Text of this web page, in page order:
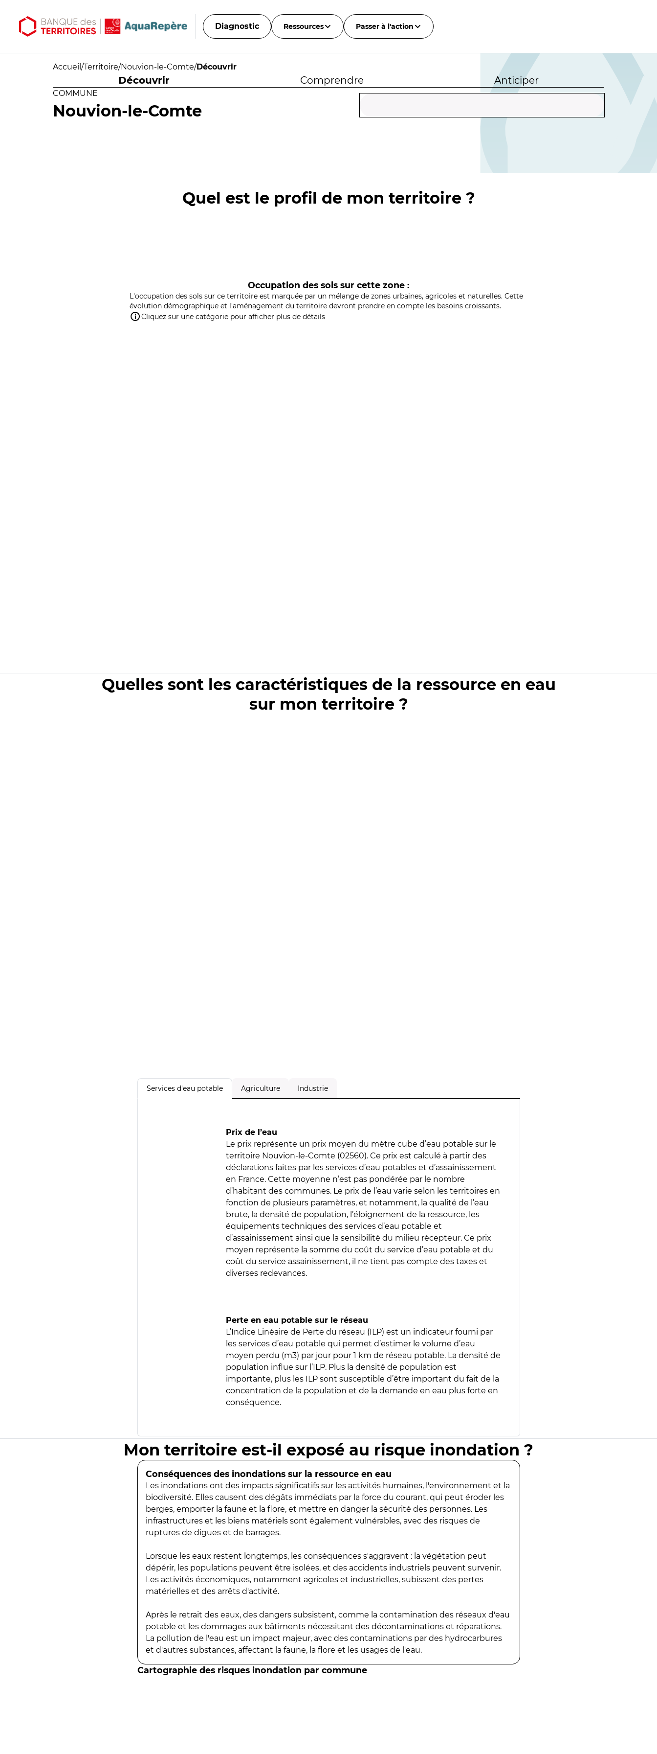
Diagnostic Ressources Passer à l'action
Accueil /Territoire/Nouvion-le-Comte/Découvrir
Découvrir Comprendre Anticiper
COMMUNE
Nouvion-le-Comte
Quel est le profil de mon territoire ?
Occupation des sols sur cette zone :
L'occupation des sols sur ce territoire est marquée par un mélange de zones urbaines, agricoles et naturelles. Cette
évolution démographique et l'aménagement du territoire devront prendre en compte les besoins croissants.
Cliquez sur une catégorie pour afficher plus de détails
Quelles sont les caractéristiques de la ressource en eau
sur mon territoire ?
Services d'eau potable Agriculture Industrie
Prix de l’eau
Le prix représente un prix moyen du mètre cube d’eau potable sur le
territoire Nouvion-le-Comte (02560). Ce prix est calculé à partir des
déclarations faites par les services d’eau potables et d’assainissement
en France. Cette moyenne n’est pas pondérée par le nombre
d’habitant des communes. Le prix de l’eau varie selon les territoires en
fonction de plusieurs paramètres, et notamment, la qualité de l’eau
brute, la densité de population, l’éloignement de la ressource, les
équipements techniques des services d’eau potable et
d’assainissement ainsi que la sensibilité du milieu récepteur. Ce prix
moyen représente la somme du coût du service d’eau potable et du
coût du service assainissement, il ne tient pas compte des taxes et
diverses redevances.
Perte en eau potable sur le réseau
L’Indice Linéaire de Perte du réseau (ILP) est un indicateur fourni par
les services d’eau potable qui permet d’estimer le volume d’eau
moyen perdu (m3) par jour pour 1 km de réseau potable. La densité de
population influe sur l’ILP. Plus la densité de population est
importante, plus les ILP sont susceptible d’être important du fait de la
concentration de la population et de la demande en eau plus forte en
conséquence.
Mon territoire est-il exposé au risque inondation ?
Conséquences des inondations sur la ressource en eau
Les inondations ont des impacts significatifs sur les activités humaines, l'environnement et la
biodiversité. Elles causent des dégâts immédiats par la force du courant, qui peut éroder les
berges, emporter la faune et la flore, et mettre en danger la sécurité des personnes. Les
infrastructures et les biens matériels sont également vulnérables, avec des risques de
ruptures de digues et de barrages.
Lorsque les eaux restent longtemps, les conséquences s'aggravent : la végétation peut
dépérir, les populations peuvent être isolées, et des accidents industriels peuvent survenir.
Les activités économiques, notamment agricoles et industrielles, subissent des pertes
matérielles et des arrêts d'activité.
Après le retrait des eaux, des dangers subsistent, comme la contamination des réseaux d'eau
potable et les dommages aux bâtiments nécessitant des décontaminations et réparations.
La pollution de l'eau est un impact majeur, avec des contaminations par des hydrocarbures
et d'autres substances, affectant la faune, la flore et les usages de l'eau.
Cartographie des risques inondation par commune